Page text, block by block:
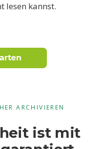
lesen kannst.
ARCHIVIEREN
ist mit